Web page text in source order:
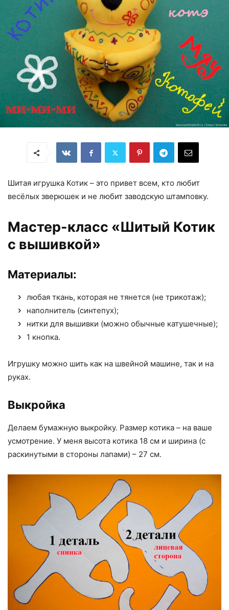
Шитая игрушка Котик – это привет всем, кто любит
весёлых зверюшек и не любит заводскую штамповку.
Мастер-класс «Шитый Котик
с вышивкой»
Материалы:
любая ткань, которая не тянется (не трикотаж);
наполнитель (синтепух);
нитки для вышивки (можно обычные катушечные);
1 кнопка.
Игрушку можно шить как на швейной машине, так и на
руках.
Выкройка
Делаем бумажную выкройку. Размер котика – на ваше
усмотрение. У меня высота котика 18 см и ширина (с
раскинутыми в стороны лапами) – 27 см.